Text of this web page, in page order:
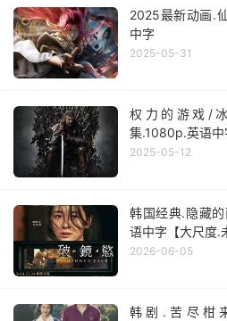
2025最新动画.
中字
2025-05-31
权力的游戏/
集.1080p.英语中
2025-05-12
韩国经典.隐藏
语中字【大尺度.
2026-06-05
韩剧.苦尽柑